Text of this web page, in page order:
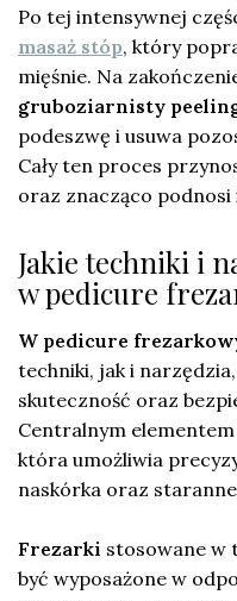
Po tej intensywnej
masaż stóp, który
mięśnie. Na
gruboziarnisty
podeszwę i usuwa
Cały ten proces
oraz znacząco podnosi
Jakie techniki i
w pedicure
W pedicure
techniki, jak i
skuteczność oraz
Centralnym
która umożliwia
naskórka oraz
Frezarki stosowane w
być wyposażone w